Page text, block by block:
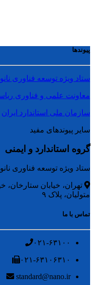
پیوندها
ستاد ویژه توسعه فناوری نانو
معاونت علمی و فناوری
سازمان ملی استاندارد ایران
سایر پیوندهای مفید
گروه استاندارد و ایمنی
ستاد ویژه توسعه فناوری نانو
تهران، خیابان ستارخان،
متولیان، پلاک ۹
تماس با ما
۰۲۱-۶۳۱۰۰
۰۲۱-۶۳۱۰۶۳۱۰
standard@nano.ir